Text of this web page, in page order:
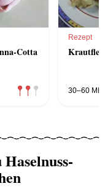
Cotta
Rezept
30–60 MIN